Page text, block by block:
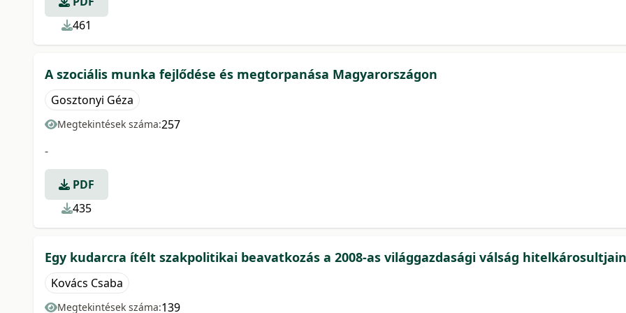
461
A szociális munka fejlődése és megtorpanása Magyarországon
Gosztonyi Géza
Megtekintések száma:257
-
PDF
435
Egy kudarcra ítélt szakpolitikai beavatkozás a 2008-as világgazdasági válság
Kovács Csaba
Megtekintések száma:139